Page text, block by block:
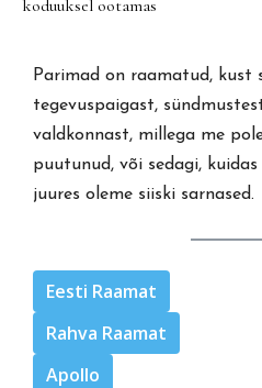
koduuksel ootamas
Parimad on raamatud, kust
tegevuspaigast,
valdkonnast, millega me
puutunud, või sedagi,
juures oleme siiski sarnased.
Eesti Raamat
Rahva Raamat
Apollo